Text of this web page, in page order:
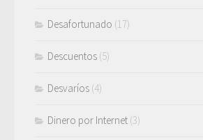
Desafortunado (17)
Descuentos (5)
Desvaríos (4)
Dinero por Internet (3)